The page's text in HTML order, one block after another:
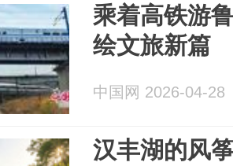
乘着高铁游
绘文旅新篇
中国网 2026-04-28
汉丰湖的风